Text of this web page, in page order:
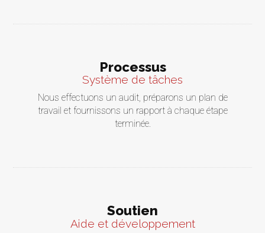
Processus
Système de tâches
Nous effectuons un audit, préparons un plan de
travail et fournissons un rapport à chaque étape
terminée.
Soutien
Aide et développement